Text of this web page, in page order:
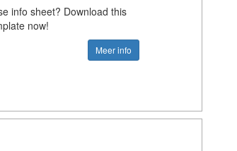
info sheet? Download this
now!
Meer info